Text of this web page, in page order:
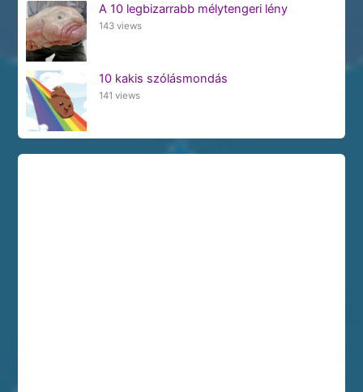
A 10 legbizarrabb mélytengeri lény
143 views
10 kakis szólásmondás
141 views